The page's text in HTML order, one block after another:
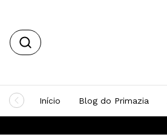
Início Blog do Primazia